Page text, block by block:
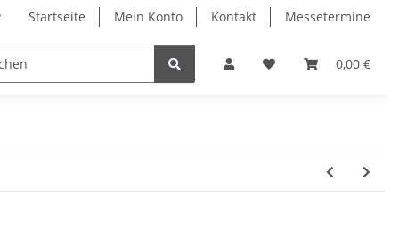
Startseite Mein Konto Kontakt Messetermine
0,00 €